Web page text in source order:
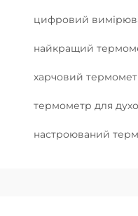
цифровий
найкращий
харчовий
термометр для
настроюваний